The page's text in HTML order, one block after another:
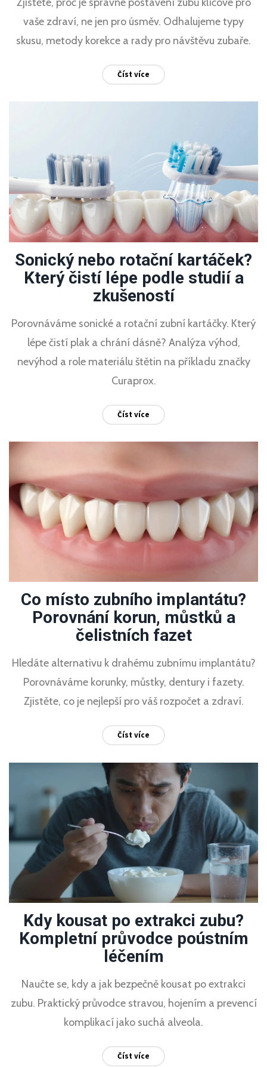
vaše zdraví, ne jen pro úsměv. Odhalujeme typy
skusu, metody korekce a rady pro návštěvu zubaře.
Číst více
Sonický nebo rotační kartáček?
Který čistí lépe podle studií a
zkušeností
Porovnáváme sonické a rotační zubní kartáčky. Který
lépe čistí plak a chrání dásně? Analýza výhod,
nevýhod a role materiálu štětin na příkladu značky
Curaprox.
Číst více
Co místo zubního implantátu?
Porovnání korun, můstků a
čelistních fazet
Hledáte alternativu k drahému zubnímu implantátu?
Porovnáváme korunky, můstky, dentury i fazety.
Zjistěte, co je nejlepší pro váš rozpočet a zdraví.
Číst více
Kdy kousat po extrakci zubu?
Kompletní průvodce poústním
léčením
Naučte se, kdy a jak bezpečně kousat po extrakci
zubu. Praktický průvodce stravou, hojením a prevencí
komplikací jako suchá alveola.
Číst více